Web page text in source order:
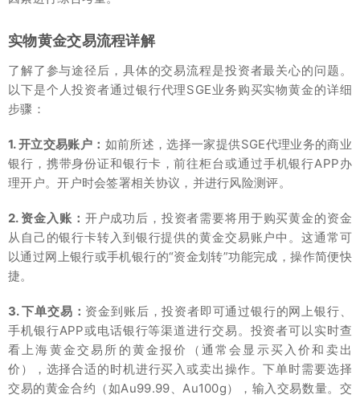
实物黄金交易流程详解
了解了参与途径后，具体的交易流程是投资者最关心的问题。
以下是个人投资者通过银行代理SGE业务购买实物黄金的详细
步骤：
1. 开立交易账户： 如前所述，选择一家提供SGE代理业务的商业
银行，携带身份证和银行卡，前往柜台或通过手机银行APP办
理开户。开户时会签署相关协议，并进行风险测评。
2. 资金入账： 开户成功后，投资者需要将用于购买黄金的资金
从自己的银行卡转入到银行提供的黄金交易账户中。这通常可
以通过网上银行或手机银行的“资金划转”功能完成，操作简便快
捷。
3. 下单交易： 资金到账后，投资者即可通过银行的网上银行、
手机银行APP或电话银行等渠道进行交易。投资者可以实时查
看上海黄金交易所的黄金报价（通常会显示买入价和卖出
价），选择合适的时机进行买入或卖出操作。下单时需要选择
交易的黄金合约（如Au99.99、Au100g），输入交易数量。交